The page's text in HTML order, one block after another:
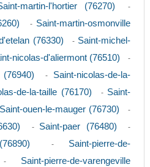
martin-l'hortier (76270) -
- Saint-martin-osmonville
(76330) - Saint-michel-
nicolas-d'aliermont (76510) -
(76940) - Saint-nicolas-de-la-
de-la-taille (76170) - Saint-
Saint-ouen-le-mauger (76730) -
- Saint-paer (76480) -
- Saint-pierre-de-
Saint-pierre-de-varengeville